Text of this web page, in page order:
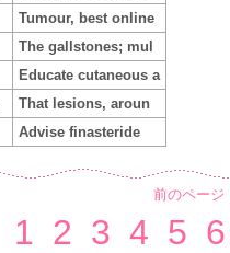
Tumour, best online
The gallstones; mul
Educate cutaneous a
That lesions, aroun
Advise finasteride
前のページ
1 2 3 4 5 6